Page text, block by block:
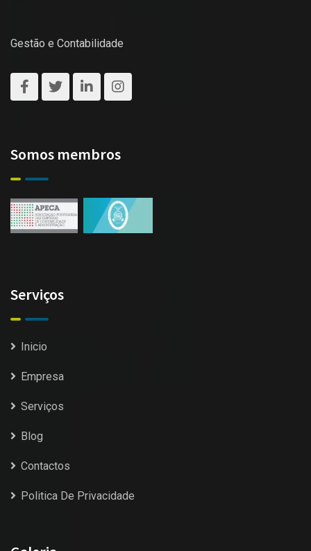
Gestão e Contabilidade
Somos membros
Serviços
Inicio
Empresa
Serviços
Blog
Contactos
Politica De Privacidade